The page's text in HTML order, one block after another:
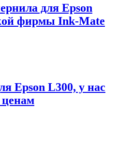
для Epson
фирмы Ink-Mate
Epson L300, у нас